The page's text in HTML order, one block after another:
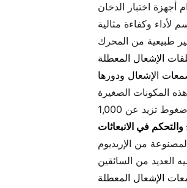
الإشعال المعطلة
الإشعال ودورها
المكونات الصغيرة
الإشعال المصنوعة من الإريديوم
الإشعال المعطلة